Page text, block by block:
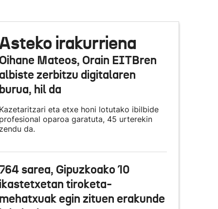
Azken berriak
irakurriena
Mateos, Orain EITBren
zerbitzu digitalaren
hil da
eta etxe honi lotutako ibilbide
oparoa garatuta, 45 urterekin
da.
sarea, Gipuzkoako 10
tiroketa-
egin zituen erakunde